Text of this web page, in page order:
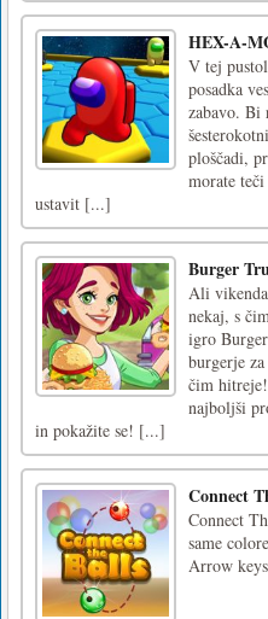
HEX-A-
V tej
posadka
zabavo. Bi
ploščadi,
morate
ustavit [...]
Burger
Ali
nekaj, s
igro
burgerje
čim
najboljši
in pokažite se! [...]
Connect
Connect
same
Arrow